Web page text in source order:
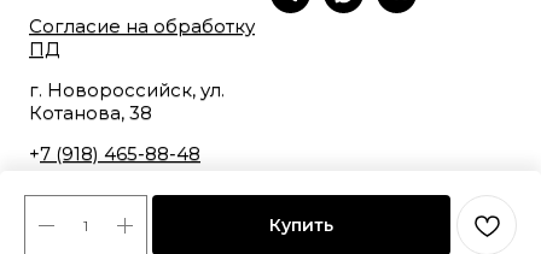
Купить
Согласие на обработку
ПД
г. Новороссийск, ул.
Котанова, 38
+7 (918) 465-88-48